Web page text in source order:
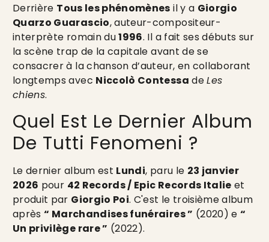
Derrière Tous les phénomènes il y a Giorgio
Quarzo Guarascio, auteur-compositeur-
interprète romain du1996. Il a fait ses débuts sur
la scène trap de la capitale avant de se
consacrer à la chanson d’auteur, en collaborant
longtemps avec Niccolò Contessa deLes
chiens.
Quel Est Le Dernier Album
De Tutti Fenomeni ?
Le dernier album est Lundi, paru le 23 janvier
2026 pour 42 Records / Epic Records Italie et
produit par Giorgio Poi. C'est le troisième album
après“ Marchandises funéraires ” (2020) e“
Un privilège rare ” (2022).